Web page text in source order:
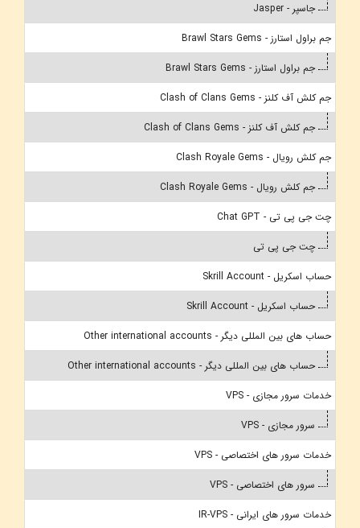
جاسپر - Jasper
جم براول استارز - Brawl Stars Gems
جم براول استارز - Brawl Stars Gems
جم کلش آف کلنز - Clash of Clans Gems
جم کلش آف کلنز - Clash of Clans Gems
جم کلش رویال - Clash Royale Gems
جم کلش رویال - Clash Royale Gems
چت جی پی تی - Chat GPT
چت جی پی تی
حساب اسکریل - Skrill Account
حساب اسکریل - Skrill Account
حساب های بین المللی دیگر - Other international accounts
حساب های بین المللی دیگر - Other international accounts
خدمات سرور مجازی - VPS
سرور مجازی - VPS
خدمات سرور های اختصاصی - VPS
سرور های اختصاصی - VPS
خدمات سرور های ایرانی - IR-VPS